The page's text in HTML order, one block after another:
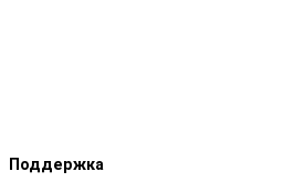
Поддержка